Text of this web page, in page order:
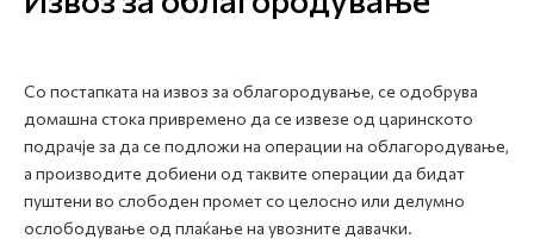
Open
Е-Царина
Open
Медиа центар
Контакт
Со постапката на извоз за облагородување, се одобрува
домашна стока привремено да се извезе од царинското
подрачје за да се подложи на операции на облагородување,
а производите добиени од таквите операции да бидат
пуштени во слободен промет со целосно или делумно
ослободување од плаќање на увозните давачки.